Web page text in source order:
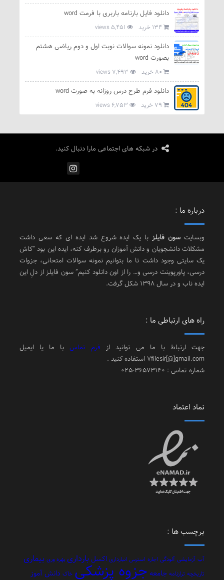
دانلود فایل بارنامه باربری با فرمت word
134 خرید
دانلود نمونه سوالات نوبت اول و دوم ریاضی هشتم
بصورت word
80 خرید
دانلود فرم طرح درس روزانه به صورت word
79 خرید
در شبکه های اجتماعی مارا دنبال کنید.
درباره ما :
وبسایت سون فایلزبا یک ایده شروع شد ایده ای که سعی داشت
مشکلات دانشجویان و دانش آموزان رو برطرف کنه، ایده این بود “کاش
یک سایتی وجود داشت تا ما بتوانیم نمونه سوالات امتحانی، جزوات
درسی، پاورپوینت درسی و… را از اون دانلود کنیم” سون فایلز از دلِ این
ایده ناب و در سال 1398 شکل گرفت.
راه های ارتباطی ما :
جهت ارتباط با ما می توانید از فرم تماس با ما یا ایمیل
7filesir[@]gmail.com استفاده کنید .
شماره تماس : 36573140-025
نماد اعتماد
برچسب ها :
آب آزمایشی آلودگی اجاره استرس انبارداری اکسلبارداری بهره وری بیماری
تاریخچه ترازنامه جامعه جزوه پزشکی خاک دانش آموز